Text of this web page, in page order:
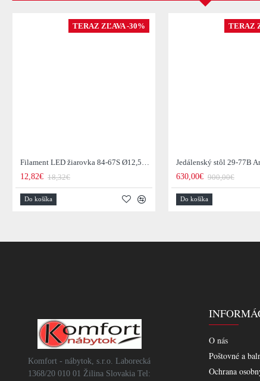
TERAZ ZĽAVA -30%
Filament LED žiarovka 84-67S Ø12,5cm Smoke grey glass
12,82€ 18,32€
Do košíka
TERAZ
630,00€ 900,00€
Do košíka
Komfort - nábytok, s.r.o. Laborecká
1368/20 010 01 Žilina Slovakia Tel:
O nás
Poštovné a
Ochrana